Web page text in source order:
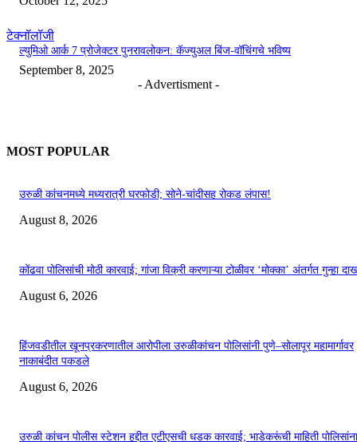
टेक्नॉलॉजी
ल्युमिओ आर्क 7 प्रोजेक्टर पुनरावलोकन: कॅज्युअल बिंज-वॉचिंगचे भविष्य
September 8, 2025
- Advertisment -
MOST POPULAR
उरुळी कांचनमध्ये मध्यरात्री घरफोडी; सोने-चांदीसह रोकड लंपास!
August 8, 2026
कोंढवा पोलिसांची मोठी कारवाई; गांजा विक्री करणाऱ्या टोळीवर ‘मोक्का’ अंतर्गत गुन्हा
August 6, 2026
हिंजवडीतील खूनप्रकरणातील आरोपीला उरुळीकांचन पोलिसांनी पुणे–सोलापूर महामार्गावर
नाकाबंदीत पकडले
August 6, 2026
उरुळी कांचन पोलीस स्टेशन हद्दीत एटीएसची धडक कारवाई; भाडेकरूंची माहिती